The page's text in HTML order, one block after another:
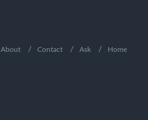
Home
Ask
Contact
About